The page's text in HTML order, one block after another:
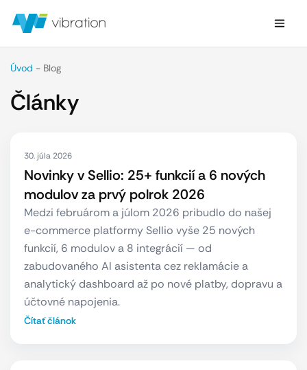
Úvod - Blog
Články
30. júla 2026
Novinky v Sellio: 25+ funkcií a 6 nových
modulov za prvý polrok 2026
Medzi februárom a júlom 2026 pribudlo do našej
e-commerce platformy Sellio vyše 25 nových
funkcií, 6 modulov a 8 integrácií — od
zabudovaného AI asistenta cez reklamácie a
analytický dashboard až po nové platby, dopravu a
účtovné napojenia.
Čítať článok